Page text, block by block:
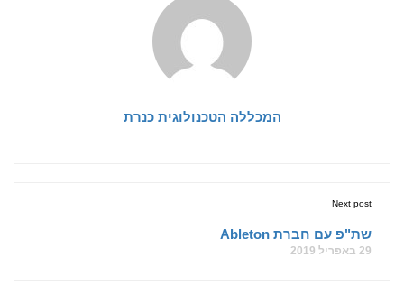
המכללה הטכנולוגית כנרת
Next post
שת"פ עם חברת Ableton
29 באפריל 2019